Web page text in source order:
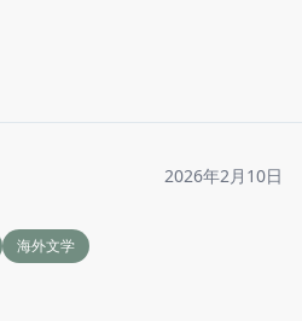
2026年2月10日
海外文学